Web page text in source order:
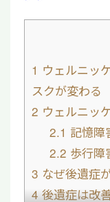
1 ウェルニッ
スクが変わる
2 ウェルニッ
2.1 記憶障
2.2 歩行障
3 なぜ後遺症
4後遺症は改